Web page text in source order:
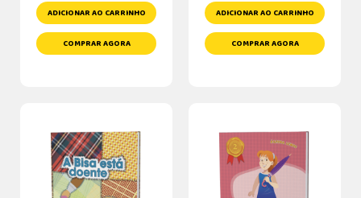
ADICIONAR AO CARRINHO
COMPRAR AGORA
ADICIONAR AO CARRINHO
COMPRAR AGORA